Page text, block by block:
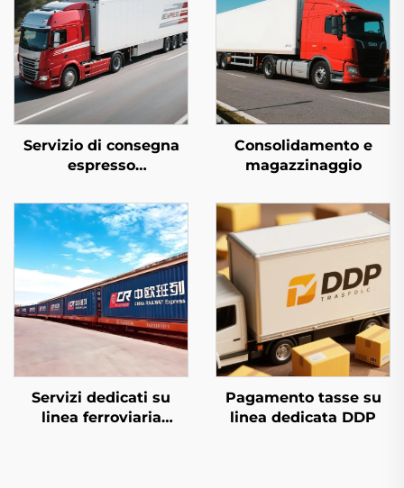
Servizio di consegna
espresso
(DHL/FEDEX/UPS)
Consolidamento e
magazzinaggio
Servizi dedicati su
linea ferroviaria
Pagamento tasse su
linea dedicata DDP